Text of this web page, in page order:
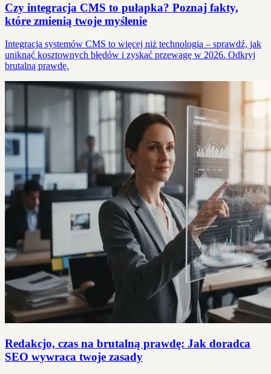
Czy integracja CMS to pułapka? Poznaj fakty,
które zmienią twoje myślenie
Integracja systemów CMS to więcej niż technologia – sprawdź, jak
uniknąć kosztownych błędów i zyskać przewagę w 2026. Odkryj
brutalną prawdę.
Redakcjo, czas na brutalną prawdę: Jak doradca
SEO wywraca twoje zasady